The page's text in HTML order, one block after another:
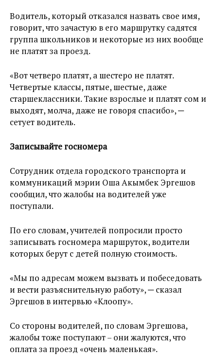
Водитель, который отказался назвать свое имя,
говорит, что зачастую в его маршрутку садятся
группа школьников и некоторые из них вообще
не платят за проезд.
«Вот четверо платят, а шестеро не платят.
Четвертые классы, пятые, шестые, даже
старшеклассники. Такие взрослые и платят сом и
выходят, молча, даже не говоря спасибо», ─
сетует водитель.
Записывайте госномера
Сотрудник отдела городского транспорта и
коммуникаций мэрии Оша Акымбек Эргешов
сообщил, что жалобы на водителей уже
поступали.
По его словам, учителей попросили просто
записывать госномера маршруток, водители
которых берут с детей полную стоимость.
«Мы по адресам можем вызвать и побеседовать
и вести разъяснительную работу», ─ сказал
Эргешов в интервью «Клоопу».
Со стороны водителей, по словам Эргешова,
жалобы тоже поступают – они жалуются, что
оплата за проезд «очень маленькая».